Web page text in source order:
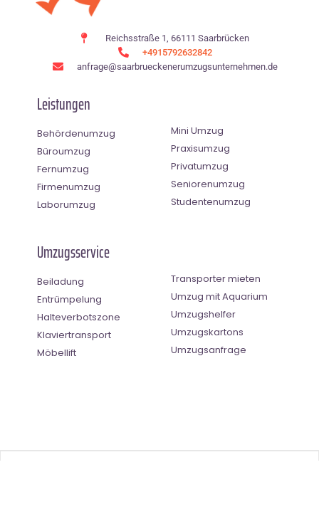
Reichsstraße 1, 66111 Saarbrücken
+4915792632842
anfrage@saarbrueckenerumzugsunternehmen.de
Leistungen
Behördenumzug
Büroumzug
Fernumzug
Firmenumzug
Laborumzug
Mini Umzug
Praxisumzug
Privatumzug
Seniorenumzug
Studentenumzug
Umzugsservice
Beiladung
Entrümpelung
Halteverbotszone
Klaviertransport
Möbellift
Transporter mieten
Umzug mit Aquarium
Umzugshelfer
Umzugskartons
Umzugsanfrage